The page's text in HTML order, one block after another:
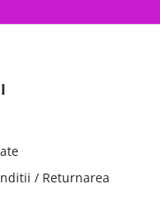
/ Returnarea